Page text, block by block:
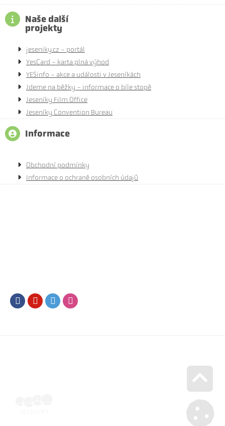
Naše další
projekty
jeseniky.cz - portál
YesCard - karta plná výhod
YESinfo - akce a události v Jeseníkách
Jdeme na běžky - informace o bíle stopě
Jeseníky Film Office
Jeseníky Convention Bureau
Informace
Obchodní podmínky
Informace o ochraně osobních údajů
FacebookYoutubeTwitter
Go